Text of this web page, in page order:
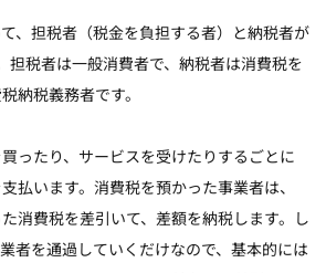
、担税者（税金を負担する者）と納税者が
担税者は一般消費者で、納税者は消費税を
納税義務者です。
ったり、サービスを受けたりするごとに
払います。消費税を預かった事業者は、
消費税を差引いて、差額を納税します。し
者を通過していくだけなので、基本的には